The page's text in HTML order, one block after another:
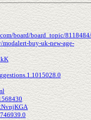
board/board_topic/
buy-uk-new-age-